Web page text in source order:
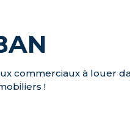
commerciaux à louer
!